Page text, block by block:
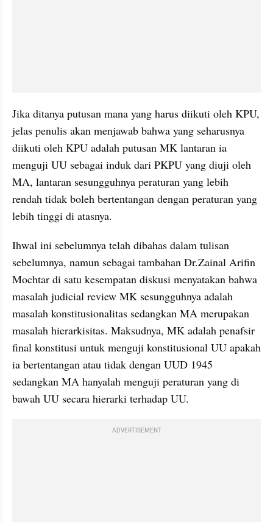
Jika ditanya putusan mana yang harus diikuti oleh KPU,
jelas penulis akan menjawab bahwa yang seharusnya
diikuti oleh KPU adalah putusan MK lantaran ia
menguji UU sebagai induk dari PKPU yang diuji oleh
MA, lantaran sesungguhnya peraturan yang lebih
rendah tidak boleh bertentangan dengan peraturan yang
lebih tinggi di atasnya.
Ihwal ini sebelumnya telah dibahas dalam tulisan
sebelumnya, namun sebagai tambahan Dr.Zainal Arifin
Mochtar di satu kesempatan diskusi menyatakan bahwa
masalah judicial review MK sesungguhnya adalah
masalah konstitusionalitas sedangkan MA merupakan
masalah hierarkisitas. Maksudnya, MK adalah penafsir
final konstitusi untuk menguji konstitusional UU apakah
ia bertentangan atau tidak dengan UUD 1945
sedangkan MA hanyalah menguji peraturan yang di
bawah UU secara hierarki terhadap UU.
ADVERTISEMENT